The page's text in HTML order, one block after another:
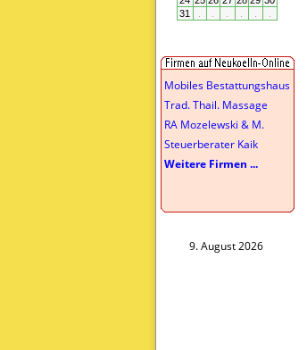
Mobiles Bestattungshaus
Trad. Thail. Massage
RA Mozelewski & M.
Steuerberater Kaik
Weitere Firmen ...
9. August 2026